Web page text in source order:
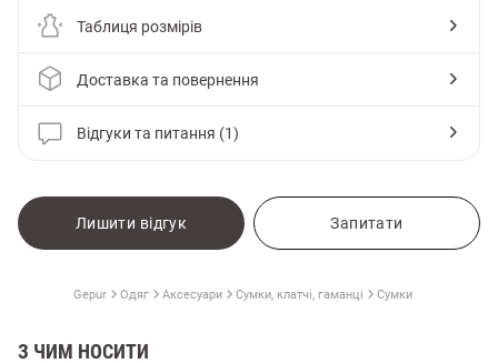
Таблиця розмірів
Доставка та повернення
Відгуки та питання (1)
Лишити відгук Запитати
Gepur Одяг Аксесуари Сумки, клатчі, гаманці Сумки
З ЧИМ НОСИТИ